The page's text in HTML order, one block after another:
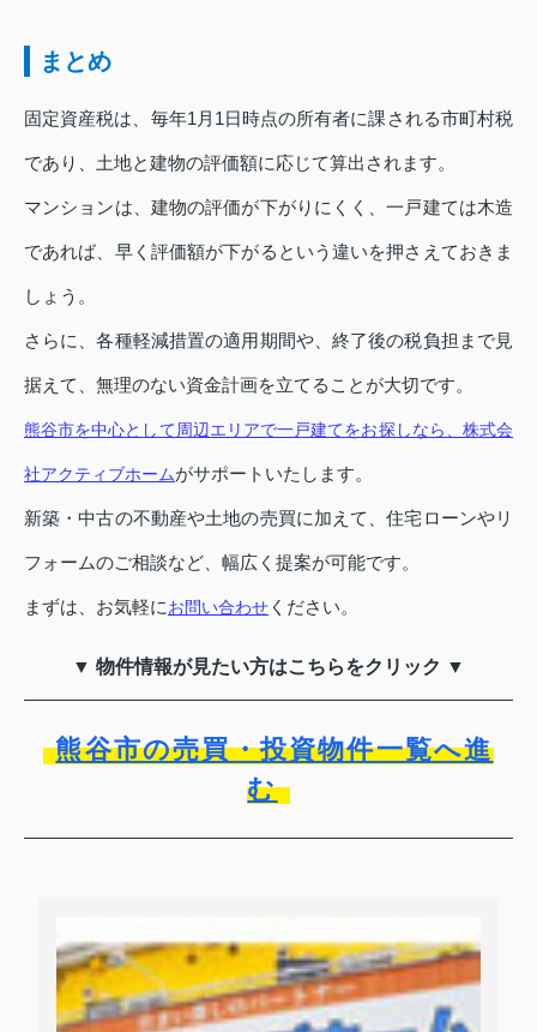
まとめ
固定資産税は、毎年1月1日時点の所有者に課される市町村税
であり、土地と建物の評価額に応じて算出されます。
マンションは、建物の評価が下がりにくく、一戸建ては木造
であれば、早く評価額が下がるという違いを押さえておきま
しょう。
さらに、各種軽減措置の適用期間や、終了後の税負担まで見
据えて、無理のない資金計画を立てることが大切です。
熊谷市を中心として周辺エリアで一戸建てをお探しなら、株式会
社アクティブホームがサポートいたします。
新築・中古の不動産や土地の売買に加えて、住宅ローンやリ
フォームのご相談など、幅広く提案が可能です。
まずは、お気軽にお問い合わせ ください。
▼ 物件情報が見たい方はこちらをクリック ▼
熊谷市の売買・投資物件一覧へ進
む